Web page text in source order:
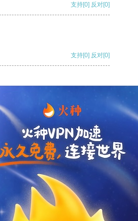
支持[0] 反对[0]
支持[0] 反对[0]
支持
支持[0] 反对[0]
支持[0] 反对[0]